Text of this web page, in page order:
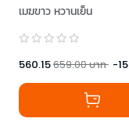
เมฆขาว หวานเย็น
560.15659.00บาท -15